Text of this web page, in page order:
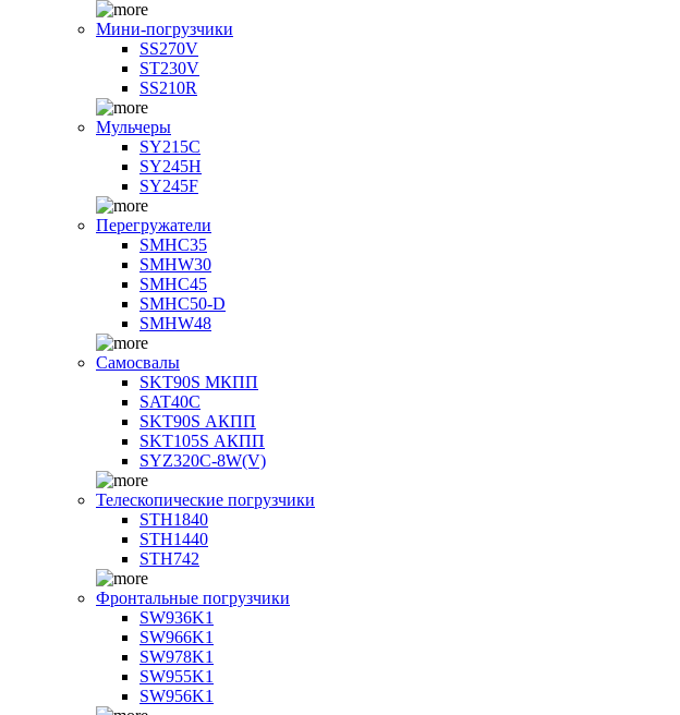
Мини-погрузчики
SS270V
ST230V
SS210R
Мульчеры
SY215C
SY245H
SY245F
Перегружатели
SMHC35
SMHW30
SMHC45
SMHC50-D
SMHW48
Самосвалы
SKT90S МКПП
SAT40C
SKT90S АКПП
SKT105S АКПП
SYZ320C-8W(V)
Телескопические погрузчики
STH1840
STH1440
STH742
Фронтальные погрузчики
SW936K1
SW966K1
SW978K1
SW955K1
SW956K1